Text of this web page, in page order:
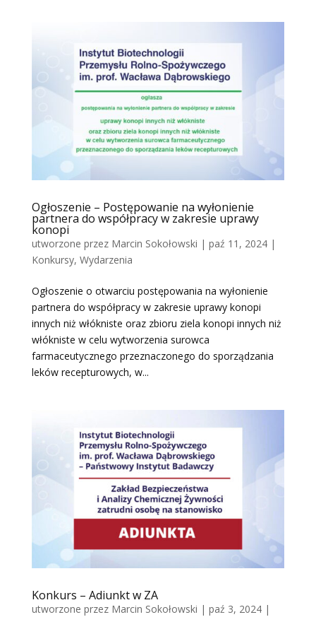
Ogłoszenie – Postępowanie na wyłonienie
partnera do współpracy w zakresie uprawy
konopi
utworzone przez Marcin Sokołowski | paź 11, 2024|
Konkursy, Wydarzenia
Ogłoszenie o otwarciu postępowania na wyłonienie
partnera do współpracy w zakresie uprawy konopi
innych niż włókniste oraz zbioru ziela konopi innych niż
włókniste w celu wytworzenia surowca
farmaceutycznego przeznaczonego do sporządzania
leków recepturowych, w...
Konkurs – Adiunkt w ZA
utworzone przez Marcin Sokołowski | paź 3, 2024|